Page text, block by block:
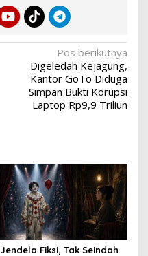
Pos berikutnya
Digeledah Kejagung,
Kantor GoTo Diduga
Simpan Bukti Korupsi
Laptop Rp9,9 Triliun
Jendela Fiksi, Tak Seindah